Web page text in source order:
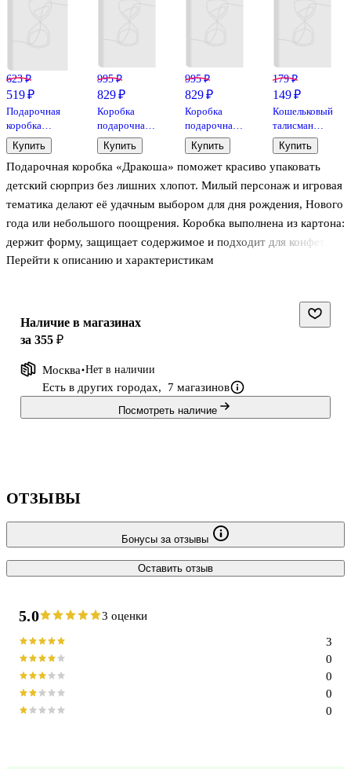
Подарочная коробка «Дракоша» поможет красиво упаковать
детский сюрприз без лишних хлопот. Милый персонаж и игровая
тематика делают её удачным выбором для дня рождения, Нового
года или небольшого поощрения. Коробка выполнена из картона:
держит форму, защищает содержимое и подходит для конфет,
небольших игрушек, книжки или набора канцелярии. Аккуратная
Перейти к описанию и характеристикам
623 ₽
519 ₽
Подарочная
коробка
«Звёздная
ночь», 21 х
14 см
Купить
995 ₽
829 ₽
Коробка
подарочная
"Алфавит"
305*200*130см,
картон крафт
Купить
995 ₽
829 ₽
Коробка
подарочная
"ПИОН"
30.5*20*13см,
картон
Купить
179 ₽
149 ₽
Кошельковый
талисман
Лопата
(Янтарь,Смола)
(4х6) (Л-1)
Купить
Наличие в магазинах
за 355 ₽
Москва Нет в наличии
Есть в других городах, 7 магазинов
Посмотреть наличие
ОТЗЫВЫ
Бонусы за отзывы
Оставить отзыв
5.0 3 оценки
0
0
0
0
3